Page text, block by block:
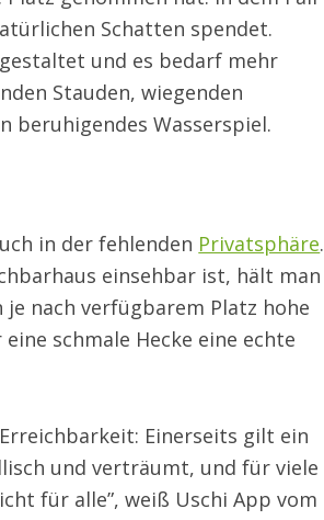
Schatten spendet.
und es bedarf mehr
Stauden, wiegenden
beruhigendes Wasserspiel.
in der fehlenden Privatsphäre.
einsehbar ist, hält man
nach verfügbarem Platz hohe
schmale Hecke eine echte
Einerseits gilt ein
und verträumt, und für viele
für alle”, weiß Uschi App vom